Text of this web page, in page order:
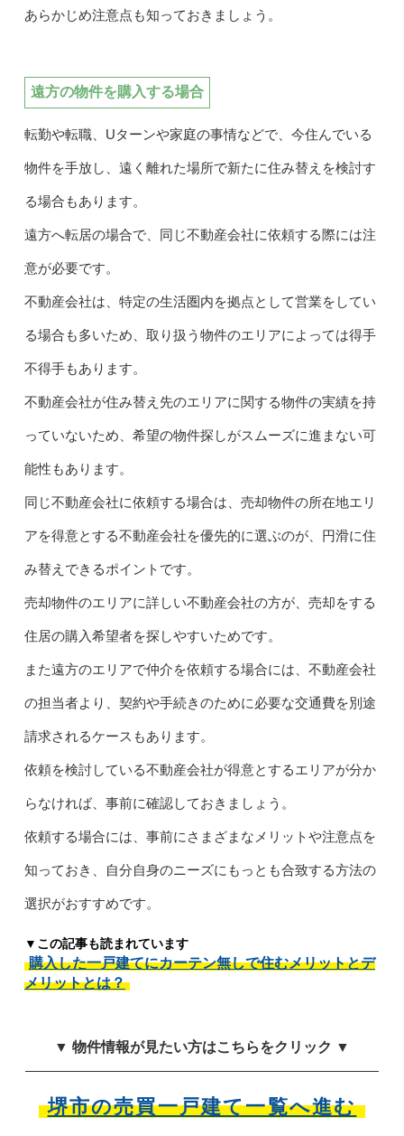
あらかじめ注意点も知っておきましょう。
遠方の物件を購入する場合
転勤や転職、Uターンや家庭の事情などで、今住んでいる
物件を手放し、遠く離れた場所で新たに住み替えを検討す
る場合もあります。
遠方へ転居の場合で、同じ不動産会社に依頼する際には注
意が必要です。
不動産会社は、特定の生活圏内を拠点として営業をしてい
る場合も多いため、取り扱う物件のエリアによっては得手
不得手もあります。
不動産会社が住み替え先のエリアに関する物件の実績を持
っていないため、希望の物件探しがスムーズに進まない可
能性もあります。
同じ不動産会社に依頼する場合は、売却物件の所在地エリ
アを得意とする不動産会社を優先的に選ぶのが、円滑に住
み替えできるポイントです。
売却物件のエリアに詳しい不動産会社の方が、売却をする
住居の購入希望者を探しやすいためです。
また遠方のエリアで仲介を依頼する場合には、不動産会社
の担当者より、契約や手続きのために必要な交通費を別途
請求されるケースもあります。
依頼を検討している不動産会社が得意とするエリアが分か
らなければ、事前に確認しておきましょう。
依頼する場合には、事前にさまざまなメリットや注意点を
知っておき、自分自身のニーズにもっとも合致する方法の
選択がおすすめです。
▼この記事も読まれています
購入した一戸建てにカーテン無しで住むメリットとデ
メリットとは？
▼ 物件情報が見たい方はこちらをクリック ▼
堺市の売買一戸建て一覧へ進む